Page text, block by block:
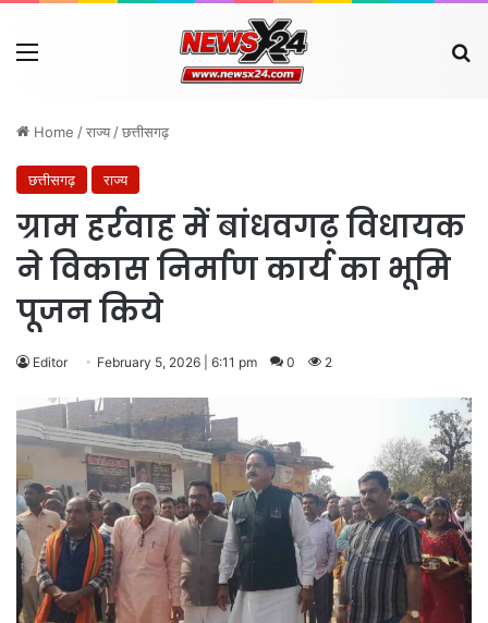
Menu
Home /राज्य /छत्तीसगढ़
छत्तीसगढ़ राज्य
ग्राम हर्रवाह में बांधवगढ़ विधायक
ने विकास निर्माण कार्य का भूमि
पूजन किये
Editor February 5, 2026 | 6:11 pm 0 2